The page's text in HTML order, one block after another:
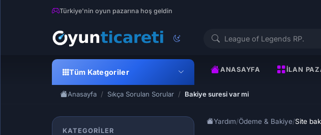
Türkiye'nin oyun pazarına hoş geldin
Tüm Kategoriler ANASAYFA İLAN
Anasayfa Sıkça Sorulan Sorular Bakiye suresi var mi
KATEGORILER
Yardım/Ödeme & Bakiye/Site